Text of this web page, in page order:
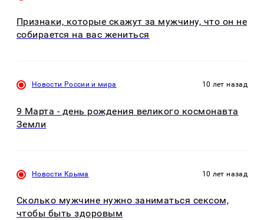
Признаки, которые скажут за мужчину, что он не
собирается на вас жениться
Новости России и мира 10 лет назад
9 Марта - день рождения великого космонавта
Земли
Новости Крыма 10 лет назад
Сколько мужчине нужно заниматься сексом,
чтобы быть здоровым